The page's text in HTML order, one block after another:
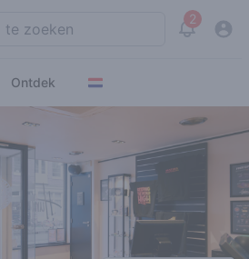
2
View
Ontdek